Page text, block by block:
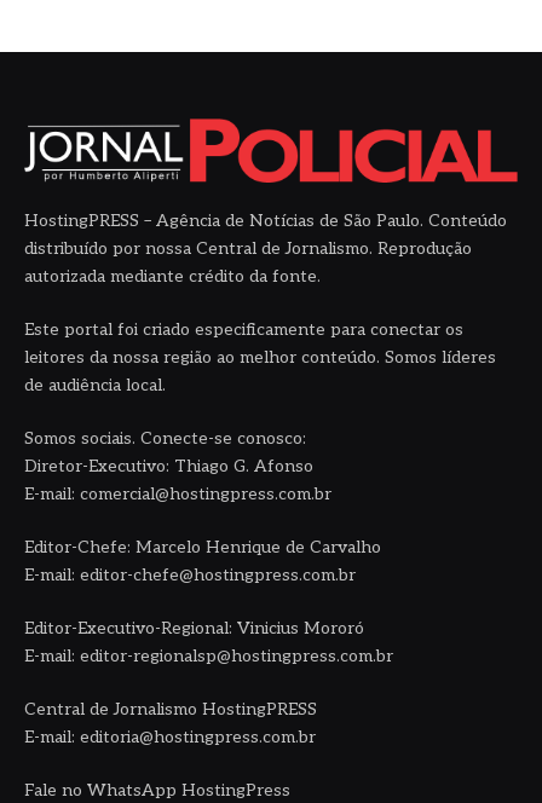
HostingPRESS – Agência de Notícias de São Paulo. Conteúdo
distribuído por nossa Central de Jornalismo. Reprodução
autorizada mediante crédito da fonte.
Este portal foi criado especificamente para conectar os
leitores da nossa região ao melhor conteúdo. Somos líderes
de audiência local.
Somos sociais. Conecte-se conosco:
Diretor-Executivo: Thiago G. Afonso
E-mail: comercial@hostingpress.com.br
Editor-Chefe: Marcelo Henrique de Carvalho
E-mail: editor-chefe@hostingpress.com.br
Editor-Executivo-Regional: Vinicius Mororó
E-mail: editor-regionalsp@hostingpress.com.br
Central de Jornalismo HostingPRESS
E-mail: editoria@hostingpress.com.br
Fale no WhatsApp HostingPress